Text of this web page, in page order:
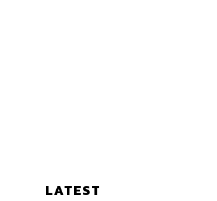
LATEST